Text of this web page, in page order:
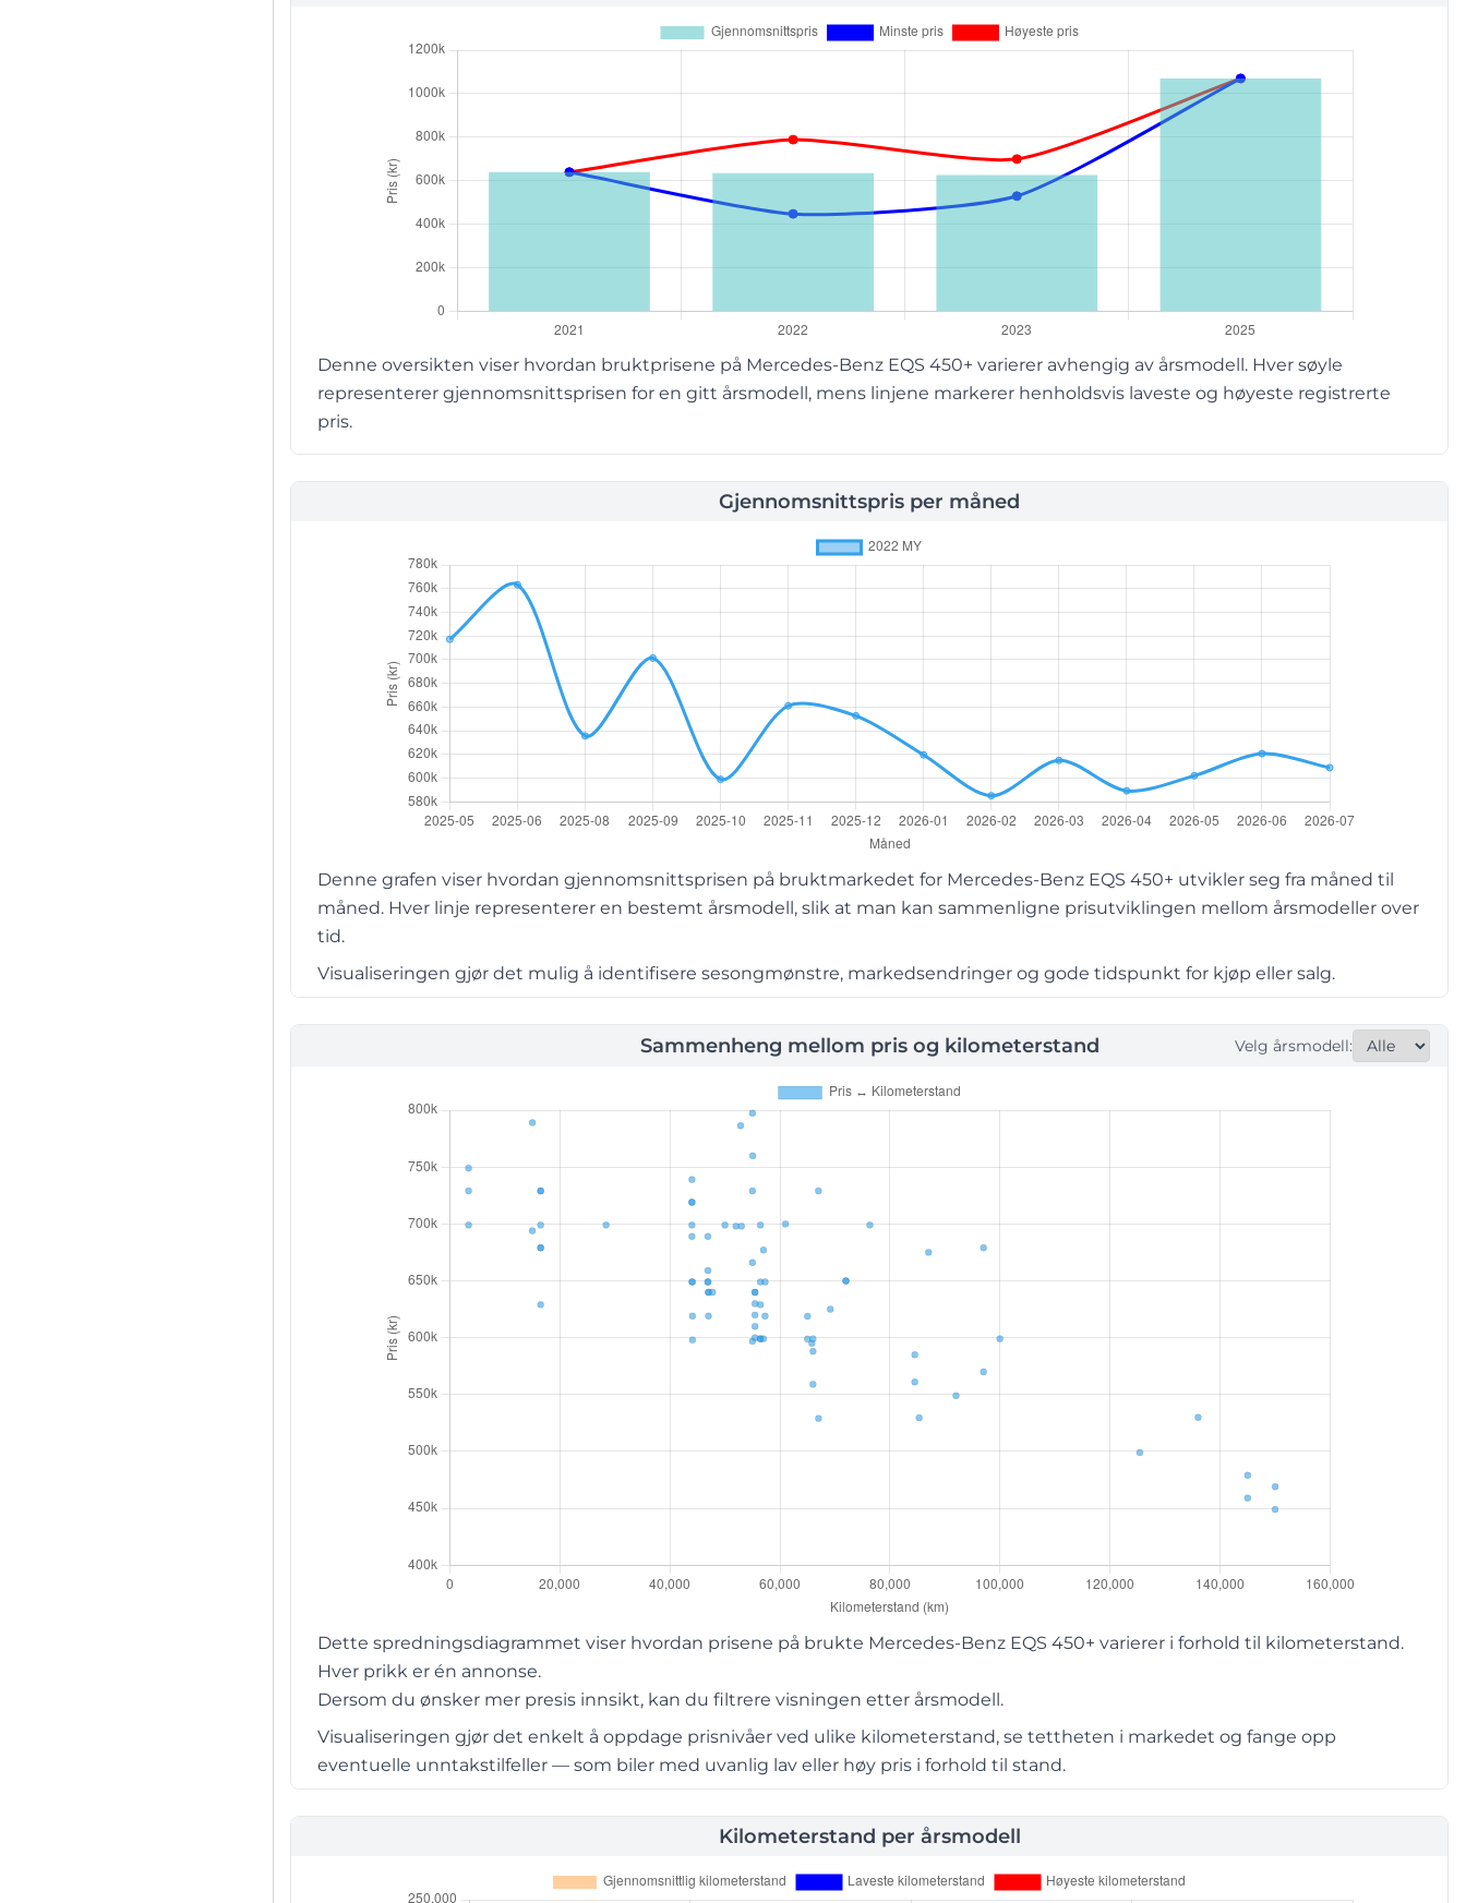
Denne oversikten viser hvordan bruktprisene på Mercedes-Benz EQS 450+ varierer avhengig av årsmodell. Hver søyle
representerer gjennomsnittsprisen for en gitt årsmodell, mens linjene markerer henholdsvis laveste og høyeste registrerte
pris.
Gjennomsnittspris per måned
Denne grafen viser hvordan gjennomsnittsprisen på bruktmarkedet for Mercedes-Benz EQS 450+ utvikler seg fra måned til
måned. Hver linje representerer en bestemt årsmodell, slik at man kan sammenligne prisutviklingen mellom årsmodeller over
tid.
Visualiseringen gjør det mulig å identifisere sesongmønstre, markedsendringer og gode tidspunkt for kjøp eller salg.
Sammenheng mellom pris og kilometerstand Velg årsmodell:
Dette spredningsdiagrammet viser hvordan prisene på brukte Mercedes-Benz EQS 450+ varierer i forhold til kilometerstand.
Hver prikk er én annonse.
Dersom du ønsker mer presis innsikt, kan du filtrere visningen etter årsmodell.
Visualiseringen gjør det enkelt å oppdage prisnivåer ved ulike kilometerstand, se tettheten i markedet og fange opp
eventuelle unntakstilfeller — som biler med uvanlig lav eller høy pris i forhold til stand.
Kilometerstand per årsmodell